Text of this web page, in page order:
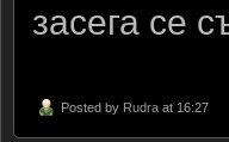
засега се
Posted by Rudra at 16:27